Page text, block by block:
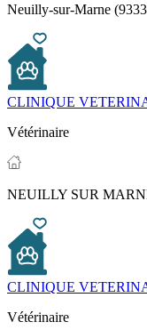
Neuilly-sur-Marne
CLINIQUE
Vétérinaire
NEUILLY SUR
CLINIQUE
Vétérinaire